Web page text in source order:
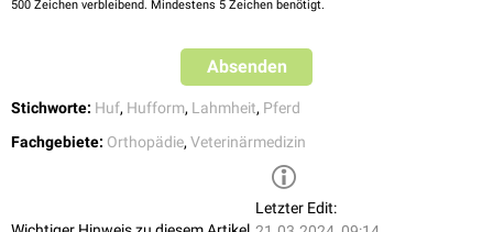
500 Zeichen verbleibend. Mindestens 5 Zeichen benötigt.
Absenden
Stichworte: Huf, Hufform, Lahmheit, Pferd
Fachgebiete: Orthopädie, Veterinärmedizin
Letzter Edit: